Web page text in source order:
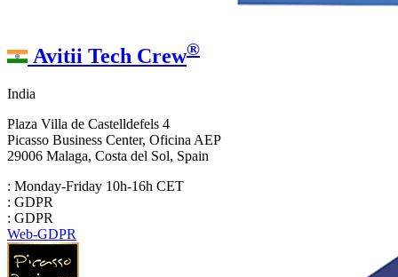
Avitii Tech Crew®
India
Plaza Villa de Castelldefels 4
Picasso Business Center, Oficina AEP
29006 Malaga, Costa del Sol, Spain
: Monday-Friday 10h-16h CET
: GDPR
: GDPR
Web-GDPR